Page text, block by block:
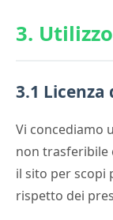
3.
3.1 Licenza
Vi concediamo
non trasferibile
il sito per scopi
rispetto dei